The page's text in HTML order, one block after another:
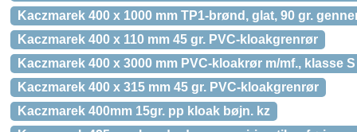
Kaczmarek 400 x 1000 mm TP1-brønd, glat, 90 gr.
Kaczmarek 400 x 110 mm 45 gr. PVC-kloakgrenrør
Kaczmarek 400 x 3000 mm PVC-kloakrør m/mf., klasse
Kaczmarek 400 x 315 mm 45 gr. PVC-kloakgrenrør
Kaczmarek 400mm 15gr. pp kloak bøjn. kz